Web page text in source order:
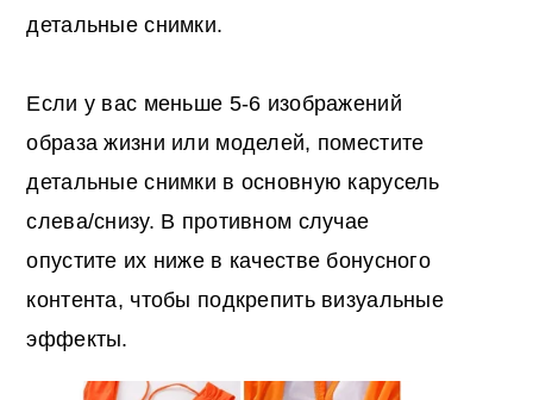
детальные снимки.
Если у вас меньше 5-6 изображений
образа жизни или моделей, поместите
детальные снимки в основную карусель
слева/снизу. В противном случае
опустите их ниже в качестве бонусного
контента, чтобы подкрепить визуальные
эффекты.